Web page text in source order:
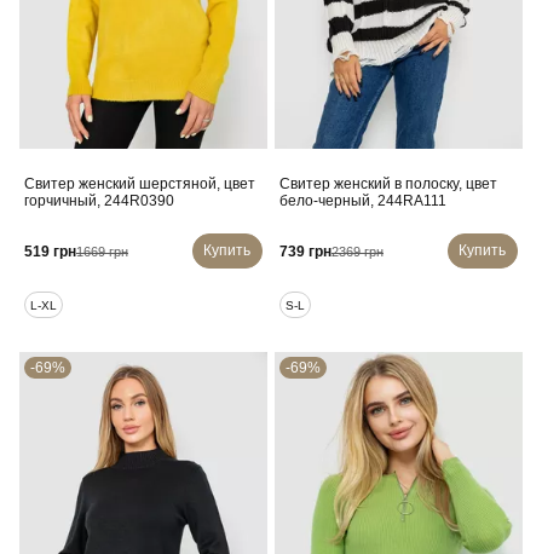
Свитер женский шерстяной, цвет
горчичный, 244R0390
519 грн1669 грн Купить
L-XL
Свитер женский в полоску, цвет
бело-черный, 244RA111
739 грн2369 грн Купить
S-L
-69% -69%